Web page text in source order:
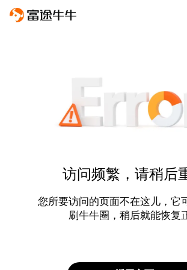
访问频繁，请稍后
您所要访问的页面不在这儿，它
刷牛牛圈，稍后就能恢复